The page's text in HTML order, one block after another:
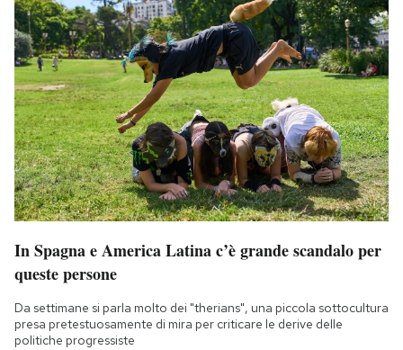
In Spagna e America Latina c’è grande scandalo per
queste persone
Da settimane si parla molto dei "therians", una piccola sottocultura
presa pretestuosamente di mira per criticare le derive delle
politiche progressiste